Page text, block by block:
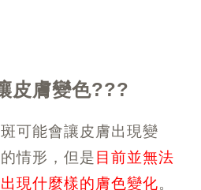
皮膚變色???
可能會讓皮膚出現變
情形，但是 目前並無法
現什麼樣的膚色變化。